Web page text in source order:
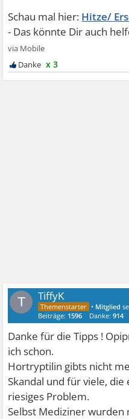
Hitze/
x 3
T TiffyK
• Mitglied
Beiträge: 1596 Danke:914
Danke für die Tipps !
ich schon.
Hortryptilin gibts nicht
Skandal und für viele,
riesiges Problem.
Selbst Mediziner